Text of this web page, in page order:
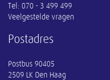
Tel: 070 - 3 499 499
Veelgestelde vragen
Postadres
Postbus 90405
2509 LK Den Haag